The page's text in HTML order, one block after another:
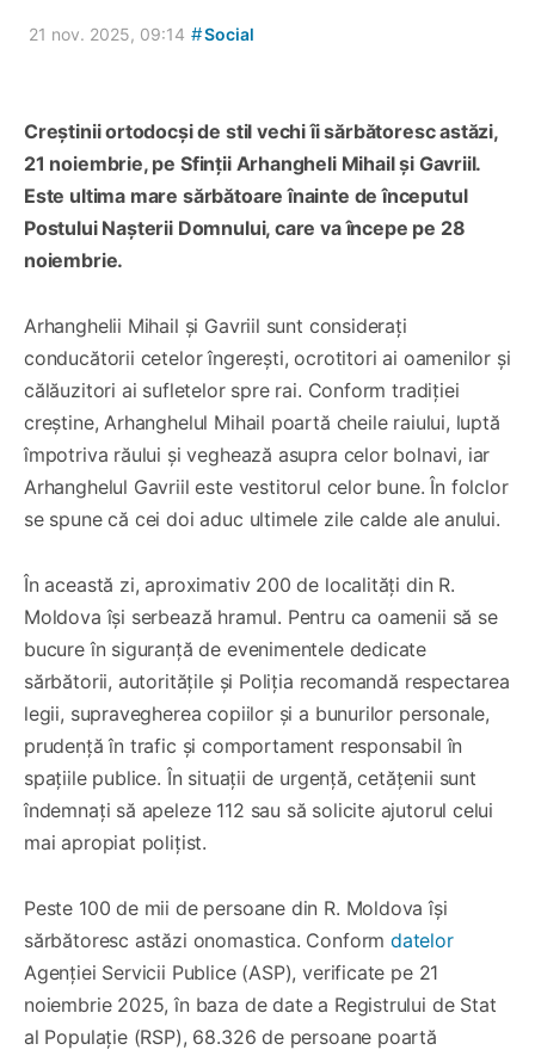
21 nov. 2025, 09:14 #Social
Creștinii ortodocși de stil vechi îi sărbătoresc astăzi,
21 noiembrie, pe Sfinții Arhangheli Mihail și Gavriil.
Este ultima mare sărbătoare înainte de începutul
Postului Nașterii Domnului, care va începe pe 28
noiembrie.
Arhanghelii Mihail și Gavriil sunt considerați
conducătorii cetelor îngerești, ocrotitori ai oamenilor și
călăuzitori ai sufletelor spre rai. Conform tradiției
creștine, Arhanghelul Mihail poartă cheile raiului, luptă
împotriva răului și veghează asupra celor bolnavi, iar
Arhanghelul Gavriil este vestitorul celor bune. În folclor
se spune că cei doi aduc ultimele zile calde ale anului.
În această zi, aproximativ 200 de localități din R.
Moldova își serbează hramul. Pentru ca oamenii să se
bucure în siguranță de evenimentele dedicate
sărbătorii, autoritățile și Poliția recomandă respectarea
legii, supravegherea copiilor și a bunurilor personale,
prudență în trafic și comportament responsabil în
spațiile publice. În situații de urgență, cetățenii sunt
îndemnați să apeleze 112 sau să solicite ajutorul celui
mai apropiat polițist.
Peste 100 de mii de persoane din R. Moldova își
sărbătoresc astăzi onomastica. Conform datelor
Agenției Servicii Publice (ASP), verificate pe 21
noiembrie 2025, în baza de date a Registrului de Stat
al Populație (RSP), 68.326 de persoane poartă